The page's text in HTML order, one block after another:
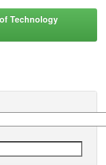
Technology